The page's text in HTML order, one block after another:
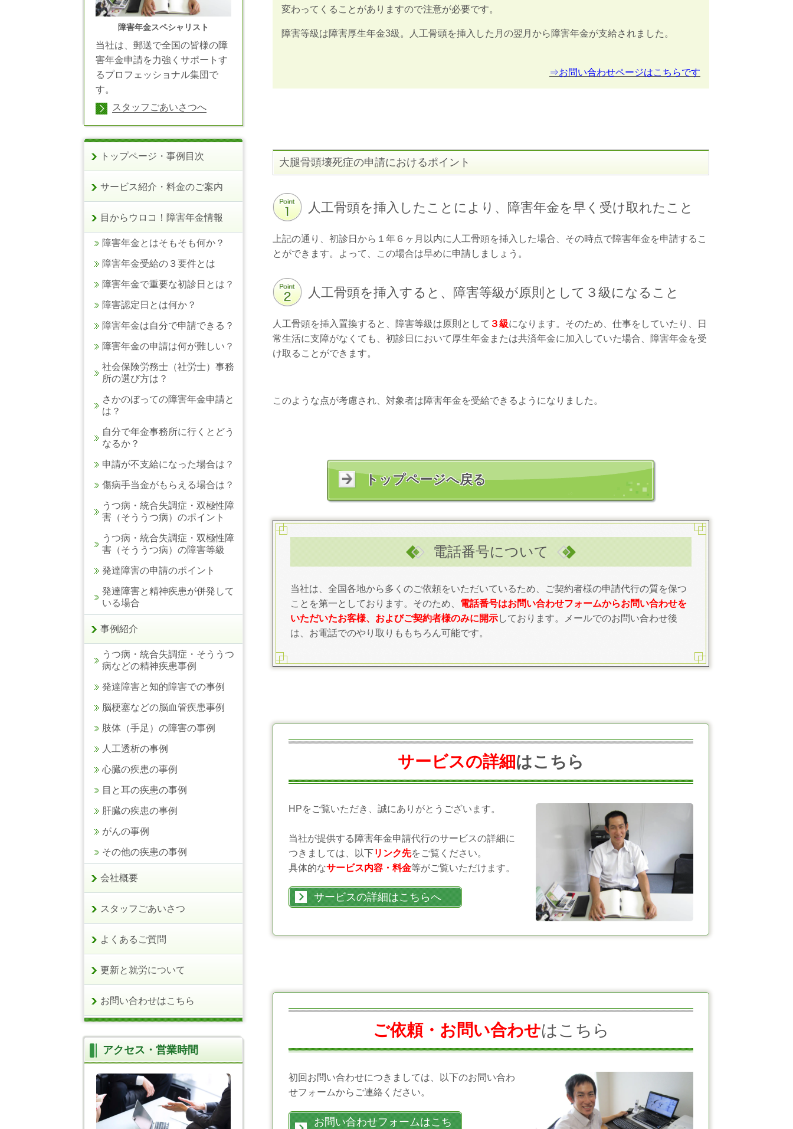
変わってくることがありますので注意が必要です。
障害等級は障害厚生年金3級。人工骨頭を挿入した月の翌月から障害年金が支給されました。
⇒お問い合わせページはこちらです
大腿骨頭壊死症の申請におけるポイント
人工骨頭を挿入したことにより、障害年金を早く受け取れたこと
上記の通り、初診日から１年６ヶ月以内に人工骨頭を挿入した場合、その時点で障害年金を申請するこ
とができます。よって、この場合は早めに申請しましょう。
人工骨頭を挿入すると、障害等級が原則として３級になること
人工骨頭を挿入置換すると、障害等級は原則として ３級になります。そのため、仕事をしていたり、日
常生活に支障がなくても、初診日において厚生年金または共済年金に加入していた場合、障害年金を受
け取ることができます。
このような点が考慮され、対象者は障害年金を受給できるようになりました。
トップページへ戻る
電話番号について
当社は、全国各地から多くのご依頼をいただいているため、ご契約者様の申請代行の質を保つ
ことを第一としております。そのため、 電話番号はお問い合わせフォームからお問い合わせを
いただいたお客様、およびご契約者様のみに開示しております。メールでのお問い合わせ後
は、お電話でのやり取りももちろん可能です。
サービスの詳細はこちら
HPをご覧いただき、誠にありがとうございます。
当社が提供する障害年金申請代行のサービスの詳細に
つきましては、以下リンク先をご覧ください。
具体的なサービス内容・料金等がご覧いただけます。
サービスの詳細はこちらへ
ご依頼・お問い合わせはこちら
初回お問い合わせにつきましては、以下のお問い合わ
せフォームからご連絡ください。
お問い合わせフォームはこち
障害年金スペシャリスト
当社は、郵送で全国の皆様の障
害年金申請を力強くサポートす
るプロフェッショナル集団で
す。
スタッフごあいさつへ
トップページ・事例目次
サービス紹介・料金のご案内
目からウロコ！障害年金情報
障害年金とはそもそも何か？
障害年金受給の３要件とは
障害年金で重要な初診日とは？
障害認定日とは何か？
障害年金は自分で申請できる？
障害年金の申請は何が難しい？
社会保険労務士（社労士）事務
所の選び方は？
さかのぼっての障害年金申請と
は？
自分で年金事務所に行くとどう
なるか？
申請が不支給になった場合は？
傷病手当金がもらえる場合は？
うつ病・統合失調症・双極性障
害（そううつ病）のポイント
うつ病・統合失調症・双極性障
害（そううつ病）の障害等級
発達障害の申請のポイント
発達障害と精神疾患が併発して
いる場合
事例紹介
うつ病・統合失調症・そううつ
病などの精神疾患事例
発達障害と知的障害での事例
脳梗塞などの脳血管疾患事例
肢体（手足）の障害の事例
人工透析の事例
心臓の疾患の事例
目と耳の疾患の事例
肝臓の疾患の事例
がんの事例
その他の疾患の事例
会社概要
スタッフごあいさつ
よくあるご質問
更新と就労について
お問い合わせはこちら
アクセス・営業時間